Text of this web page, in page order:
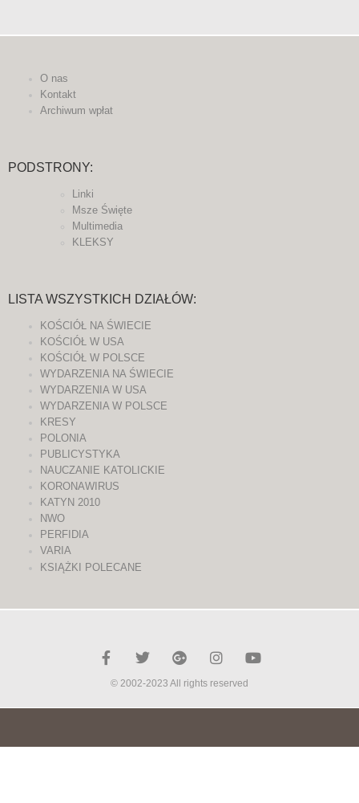
O nas
Kontakt
Archiwum wpłat
PODSTRONY:
Linki
Msze Święte
Multimedia
KLEKSY
LISTA WSZYSTKICH DZIAŁÓW:
KOŚCIÓŁ NA ŚWIECIE
KOŚCIÓŁ W USA
KOŚCIÓŁ W POLSCE
WYDARZENIA NA ŚWIECIE
WYDARZENIA W USA
WYDARZENIA W POLSCE
KRESY
POLONIA
PUBLICYSTYKA
NAUCZANIE KATOLICKIE
KORONAWIRUS
KATYN 2010
NWO
PERFIDIA
VARIA
KSIĄŻKI POLECANE
© 2002-2023 All rights reserved